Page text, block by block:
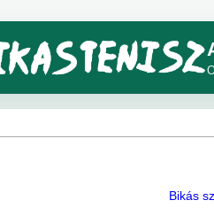
Bikás